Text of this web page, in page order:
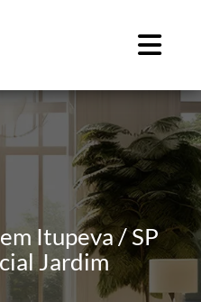
Itupeva / SP
Jardim